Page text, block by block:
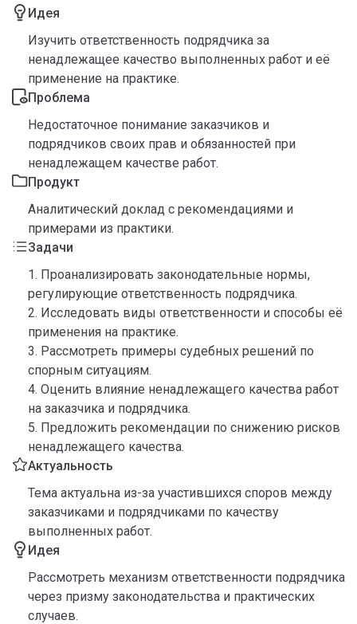
Идея
Изучить ответственность подрядчика за
ненадлежащее качество выполненных работ и её
применение на практике.
Проблема
Недостаточное понимание заказчиков и
подрядчиков своих прав и обязанностей при
ненадлежащем качестве работ.
Продукт
Аналитический доклад с рекомендациями и
примерами из практики.
Задачи
1. Проанализировать законодательные нормы,
регулирующие ответственность подрядчика.
2. Исследовать виды ответственности и способы её
применения на практике.
3. Рассмотреть примеры судебных решений по
спорным ситуациям.
4. Оценить влияние ненадлежащего качества работ
на заказчика и подрядчика.
5. Предложить рекомендации по снижению рисков
ненадлежащего качества.
Актуальность
Тема актуальна из-за участившихся споров между
заказчиками и подрядчиками по качеству
выполненных работ.
Идея
Рассмотреть механизм ответственности подрядчика
через призму законодательства и практических
случаев.